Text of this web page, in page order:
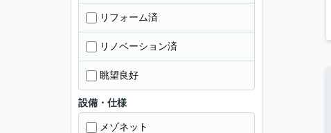
リフォーム済
リノベーション済
眺望良好
設備・仕様
メゾネット